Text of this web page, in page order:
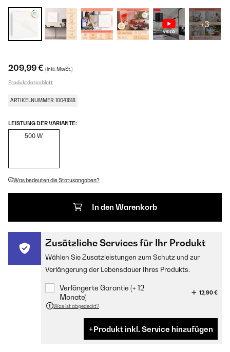
+3
209,99 € (inkl. MwSt.)
Produktdatenblatt
ARTIKELNUMMER: 10041818
LEISTUNG DER VARIANTE:
500 W
Was bedeuten die Statusangaben?
In den Warenkorb
Zusätzliche Services für Ihr Produkt
Wählen Sie Zusatzleistungen zum Schutz und zur
Verlängerung der Lebensdauer Ihres Produkts.
Verlängerte Garantie (+ 12
Monate)
12,90 €
Was ist abgedeckt?
Produkt inkl. Service hinzufügen